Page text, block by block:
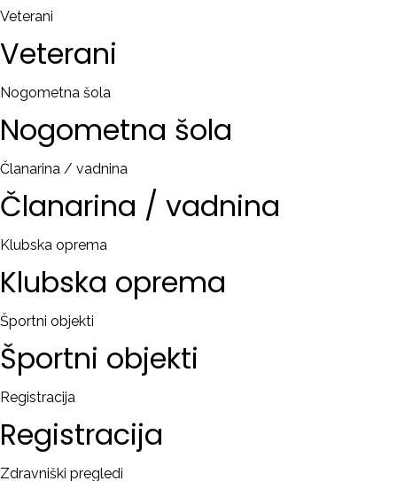
Veterani
Veterani
Nogometna šola
Nogometna šola
Članarina / vadnina
Članarina / vadnina
Klubska oprema
Klubska oprema
Športni objekti
Športni objekti
Registracija
Registracija
Zdravniški pregledi